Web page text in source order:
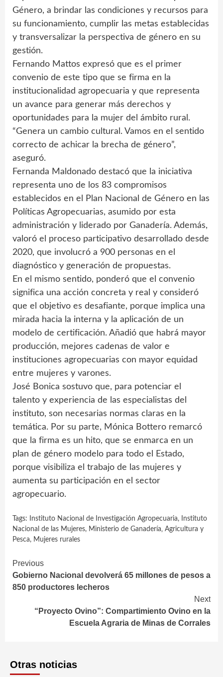
Género, a brindar las condiciones y recursos para
su funcionamiento, cumplir las metas establecidas
y transversalizar la perspectiva de género en su
gestión.
Fernando Mattos expresó que es el primer
convenio de este tipo que se firma en la
institucionalidad agropecuaria y que representa
un avance para generar más derechos y
oportunidades para la mujer del ámbito rural.
“Genera un cambio cultural. Vamos en el sentido
correcto de achicar la brecha de género”,
aseguró.
Fernanda Maldonado destacó que la iniciativa
representa uno de los 83 compromisos
establecidos en el Plan Nacional de Género en las
Políticas Agropecuarias, asumido por esta
administración y liderado por Ganadería. Además,
valoró el proceso participativo desarrollado desde
2020, que involucró a 900 personas en el
diagnóstico y generación de propuestas.
En el mismo sentido, ponderó que el convenio
significa una acción concreta y real y consideró
que el objetivo es desafiante, porque implica una
mirada hacia la interna y la aplicación de un
modelo de certificación. Añadió que habrá mayor
producción, mejores cadenas de valor e
instituciones agropecuarias con mayor equidad
entre mujeres y varones.
José Bonica sostuvo que, para potenciar el
talento y experiencia de las especialistas del
instituto, son necesarias normas claras en la
temática. Por su parte, Mónica Bottero remarcó
que la firma es un hito, que se enmarca en un
plan de género modelo para todo el Estado,
porque visibiliza el trabajo de las mujeres y
aumenta su participación en el sector
agropecuario.
Tags: Instituto Nacional de Investigación Agropecuaria,
Instituto
Nacional de las Mujeres, Ministerio de Ganadería‚ Agricultura y
Pesca, Mujeres rurales
Continue
Reading
Previous
Gobierno Nacional devolverá 65 millones de pesos a
850 productores lecheros
Next
“Proyecto Ovino”: Compartimiento Ovino en la
Escuela Agraria de Minas de Corrales
Otras noticias